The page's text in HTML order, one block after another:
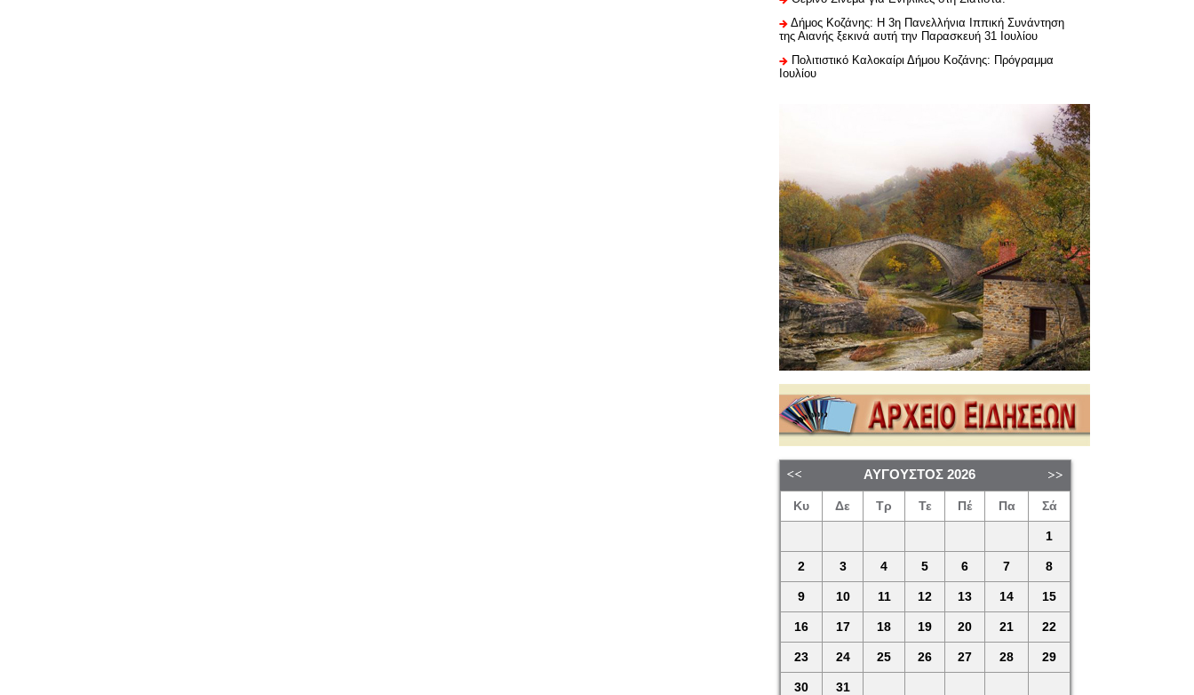
Δήμος Κοζάνης: Η 3η Πανελλήνια Ιππική Συνάντηση
της Αιανής ξεκινά αυτή την Παρασκευή 31 Ιουλίου
Πολιτιστικό Καλοκαίρι Δήμου Κοζάνης: Πρόγραμμα
Ιουλίου
ΑΎΓΟΥΣΤΟΣ 2026
Κυ Δε Τρ Τε Πέ Πα Σά
1
2 3 4 5 6 7 8
9 10 11 12 13 14 15
16 17 18 19 20 21 22
23 24 25 26 27 28 29
30 31